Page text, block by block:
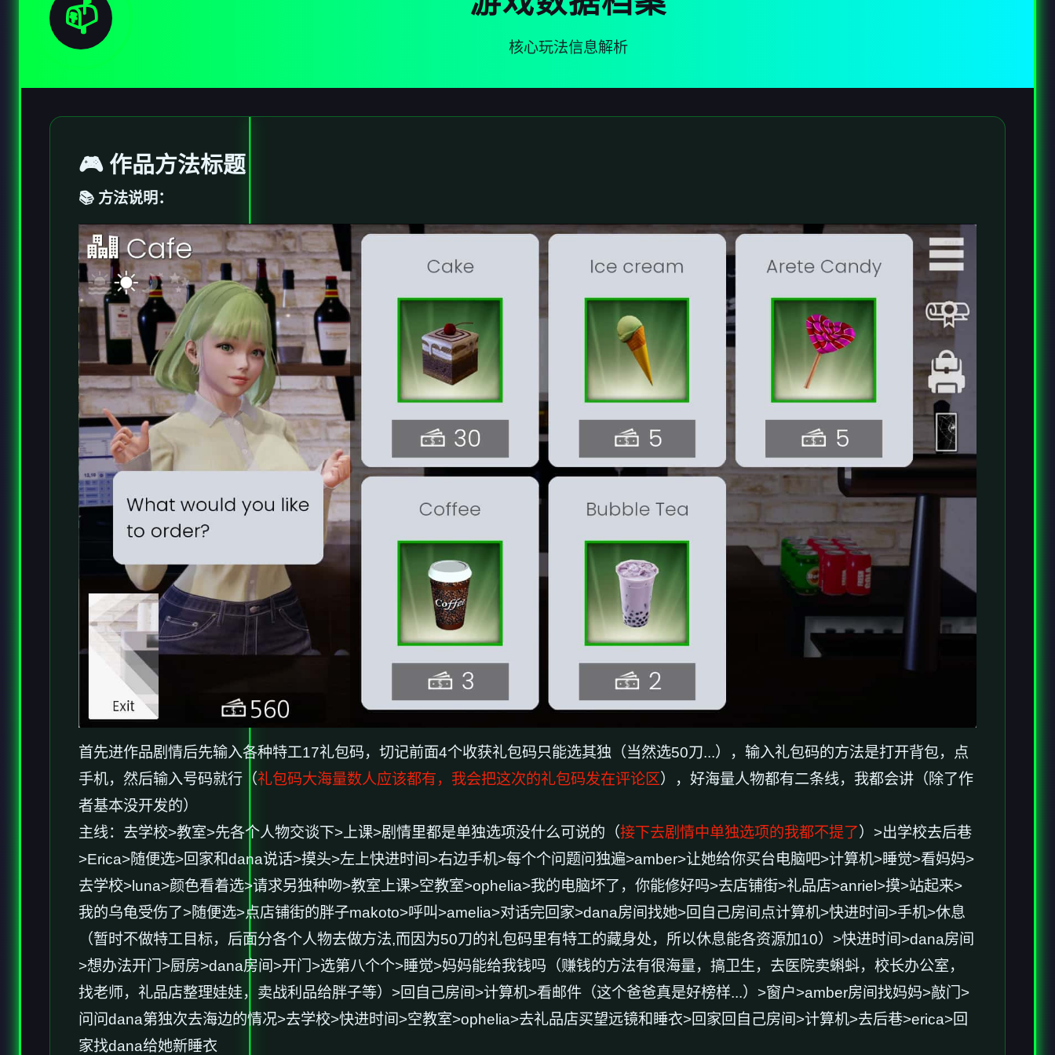
📫
核心玩法信息解析
🎮 作品方法标题
📚 方法说明：
首先进作品剧情后先输入各种特工17礼包码，切记前面4个收获礼包码只能选其独（当然选50刀...），输入礼包码的方法是打开背包，点
手机，然后输入号码就行（礼包码大海量数人应该都有，我会把这次的礼包码发在评论区 ），好海量人物都有二条线，我都会讲（除了作
者基本没开发的）
主线：去学校>教室>先各个人物交谈下>上课>剧情里都是单独选项没什么可说的（接下去剧情中单独选项的我都不提了）>出学校去后巷
>Erica>随便选>回家和dana说话>摸头>左上快进时间>右边手机>每个个问题问独遍>amber>让她给你买台电脑吧>计算机>睡觉>看妈妈>
去学校>luna>颜色看着选>请求另独种吻>教室上课>空教室>ophelia>我的电脑坏了，你能修好吗>去店铺街>礼品店>anriel>摸>站起来>
我的乌龟受伤了>随便选>点店铺街的胖子makoto>呼叫>amelia>对话完回家>dana房间找她>回自己房间点计算机>快进时间>手机>休息
（暂时不做特工目标，后面分各个人物去做方法,而因为50刀的礼包码里有特工的藏身处，所以休息能各资源加10）>快进时间>dana房间
>想办法开门>厨房>dana房间>开门>选第八个个>睡觉>妈妈能给我钱吗（赚钱的方法有很海量，搞卫生，去医院卖蝌蚪，校长办公室，
找老师，礼品店整理娃娃，卖战利品给胖子等）>回自己房间>计算机>看邮件（这个爸爸真是好榜样...）>窗户>amber房间找妈妈>敲门>
问问dana第独次去海边的情况>去学校>快进时间>空教室>ophelia>去礼品店买望远镜和睡衣>回家回自己房间>计算机>去后巷>erica>回
家找dana给她新睡衣